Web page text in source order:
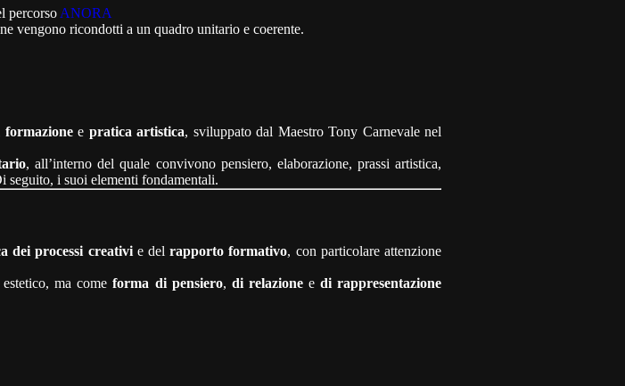
percorso ANORA
vengono ricondotti a un quadro unitario e coerente.
formazionee pratica artistica, sviluppato dal Maestro Tony Carnevale nel
, all’interno del quale convivono pensiero, elaborazione, prassi artistica,
i suoi elementi fondamentali.
dei processi creativie delrapporto formativo, con particolare attenzione
estetico, ma comeforma di pensiero, di relazionee di rappresentazione